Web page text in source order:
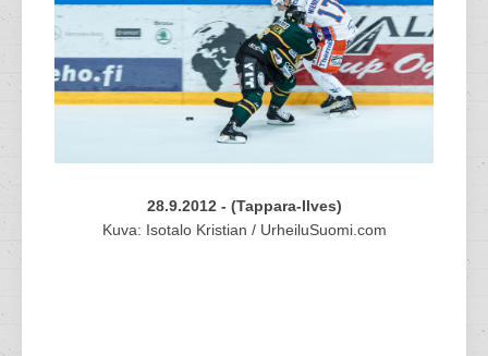
28.9.2012 - (Tappara-Ilves)
Kuva: Isotalo Kristian / UrheiluSuomi.com